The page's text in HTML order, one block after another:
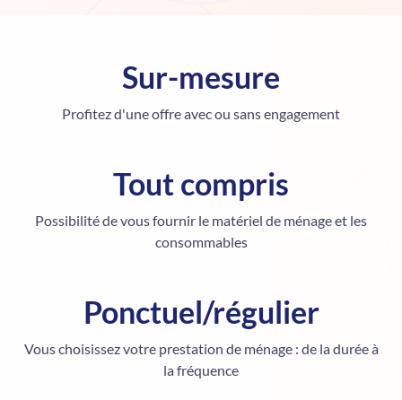
Sur-mesure
Profitez d'une offre avec ou sans engagement
Tout compris
Possibilité de vous fournir le matériel de ménage et les
consommables
Ponctuel/régulier
Vous choisissez votre prestation de ménage : de la durée à
la fréquence